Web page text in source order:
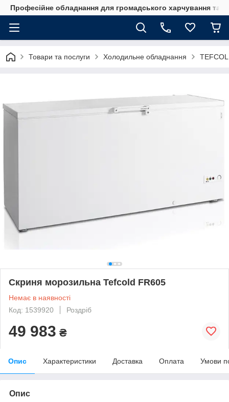
Професійне обладнання для громадського харчування та
Товари та послуги Холодильне обладнання
Скриня морозильна Tefcold FR605
Немає в наявності
Код: 1539920
Роздріб
49 983 ₴
Опис Характеристики Доставка Оплата Умови
Опис